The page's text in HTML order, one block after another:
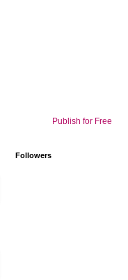
Publish for Free
Followers